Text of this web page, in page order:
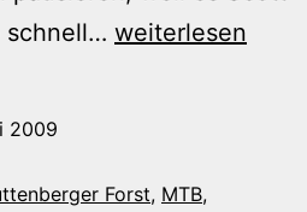
schnell… Ich
wieder
weiterlesen
2009
Forst, MTB,